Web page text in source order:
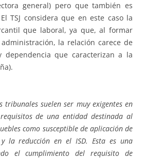
general) pero que también es
TSJ considera que en este caso la
que laboral, ya que, al formar
la relación carece de
dependencia que caracterizan a la
tribunales suelen ser muy exigentes en
de una entidad destinada al
como susceptible de aplicación de
la reducción en el ISD. Esta es una
el cumplimiento del requisito de